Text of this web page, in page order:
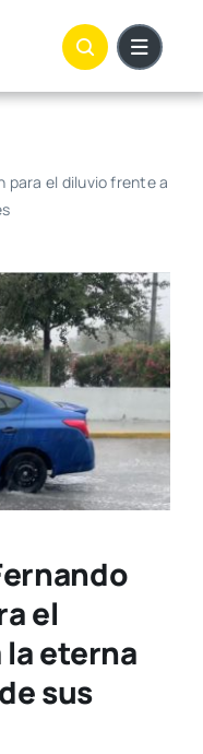
para el diluvio frente a
el
eterna
sus